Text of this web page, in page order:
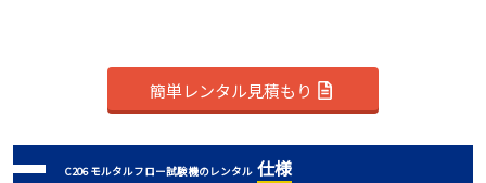
簡単レンタル見積もり
C206 モルタルフロー試験機のレンタル 仕様